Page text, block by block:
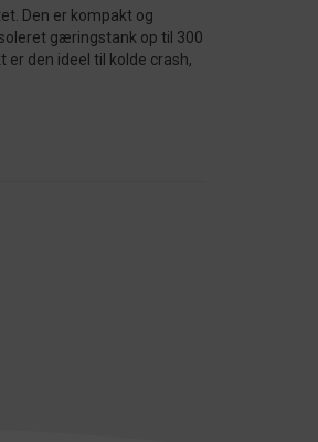
Den er kompakt og
gæringstank op til 300
den ideel til kolde crash,